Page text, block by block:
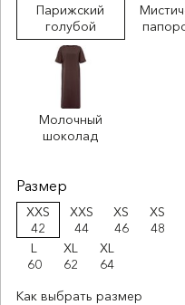
Парижский
голубой
Молочный
шоколад
Размер
XXS
42
XXS
44
XS
46
XS
48
L
60
XL
62
XL
64
Как выбрать размер